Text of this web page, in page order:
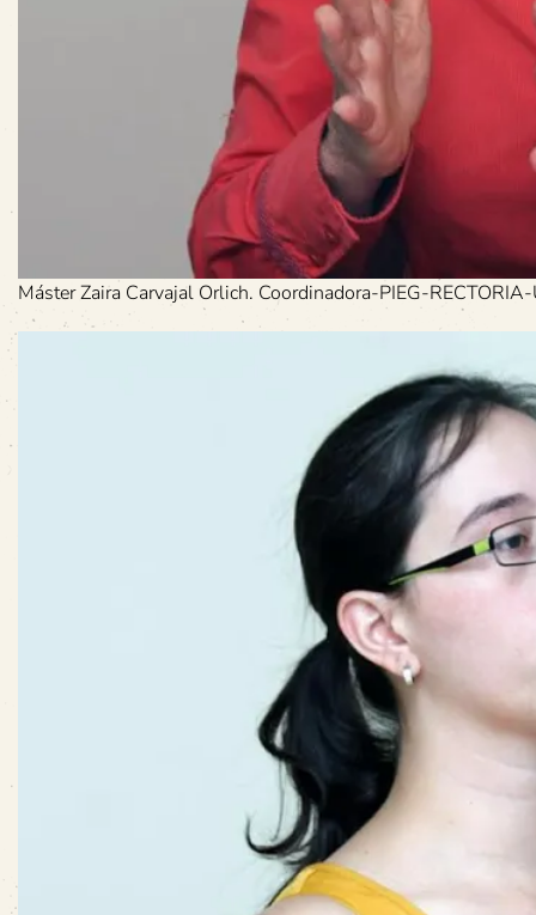
Máster Zaira Carvajal Orlich. Coordinadora-PIEG-